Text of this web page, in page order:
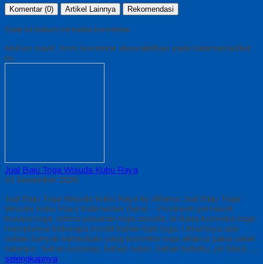
Komentar (0) Artikel Lainnya Rekomendasi
Saat ini belum tersedia komentar.
Mohon maaf, form komentar dinonaktifkan pada halaman/artikel
ini.
Jual Baju Toga Wisuda Kubu Raya
31 Desember 2020
Jual Baju Toga Wisuda Kubu Raya by Alfairuz Jual Baju Toga
Wisuda Kubu Raya Kalimantan Barat – Produsen pemasok
busana toga. terima pesanan toga wisuda, di dunia konveksi toga
mempunyai beberapa model bahan kain toga. Umumnya ada
sekian banyak bahan/kain yang konveksi toga alfairuz pakai salah
satunya : bahan bestway, bahan saten, bahan beludru, jet-black….
selengkapnya